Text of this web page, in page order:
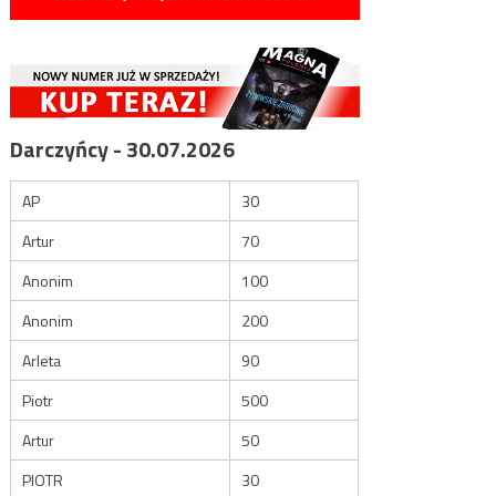
Darczyńcy - 30.07.2026
AP
30
Artur
70
Anonim
100
Anonim
200
Arleta
90
Piotr
500
Artur
50
PIOTR
30